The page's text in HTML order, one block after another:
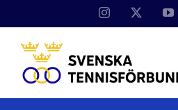
Instagram